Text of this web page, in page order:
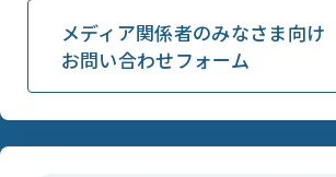
メディア関係者のみなさま向け
お問い合わせフォーム